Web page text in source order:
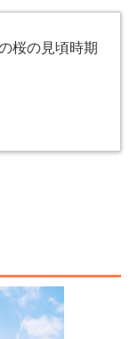
桜の見頃時期